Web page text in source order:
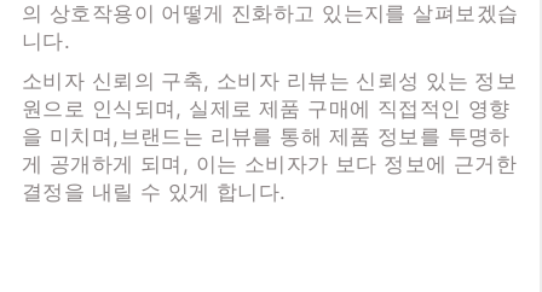
의 상호작용이 어떻게 진화하고 있는지를 살펴보겠습
니다.
소비자 신뢰의 구축, 소비자 리뷰는 신뢰성 있는 정보
원으로 인식되며, 실제로 제품 구매에 직접적인 영향
을 미치며,브랜드는 리뷰를 통해 제품 정보를 투명하
게 공개하게 되며, 이는 소비자가 보다 정보에 근거한
결정을 내릴 수 있게 합니다.